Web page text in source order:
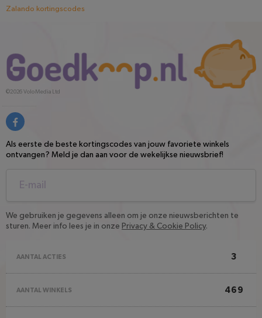
Zalando kortingscodes
©2026Volo Media Ltd
Als eerste de beste kortingscodes van jouw favoriete winkels
ontvangen? Meld je dan aan voor de wekelijkse nieuwsbrief!
We gebruiken je gegevens alleen om je onze nieuwsberichten te
sturen. Meer info lees je in onze Privacy & Cookie Policy.
AANTAL ACTIES 3
AANTAL WINKELS 469